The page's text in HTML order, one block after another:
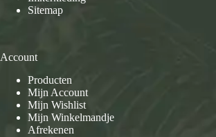
Sitemap
Account
Producten
Mijn Account
Mijn Wishlist
Mijn Winkelmandje
Afrekenen